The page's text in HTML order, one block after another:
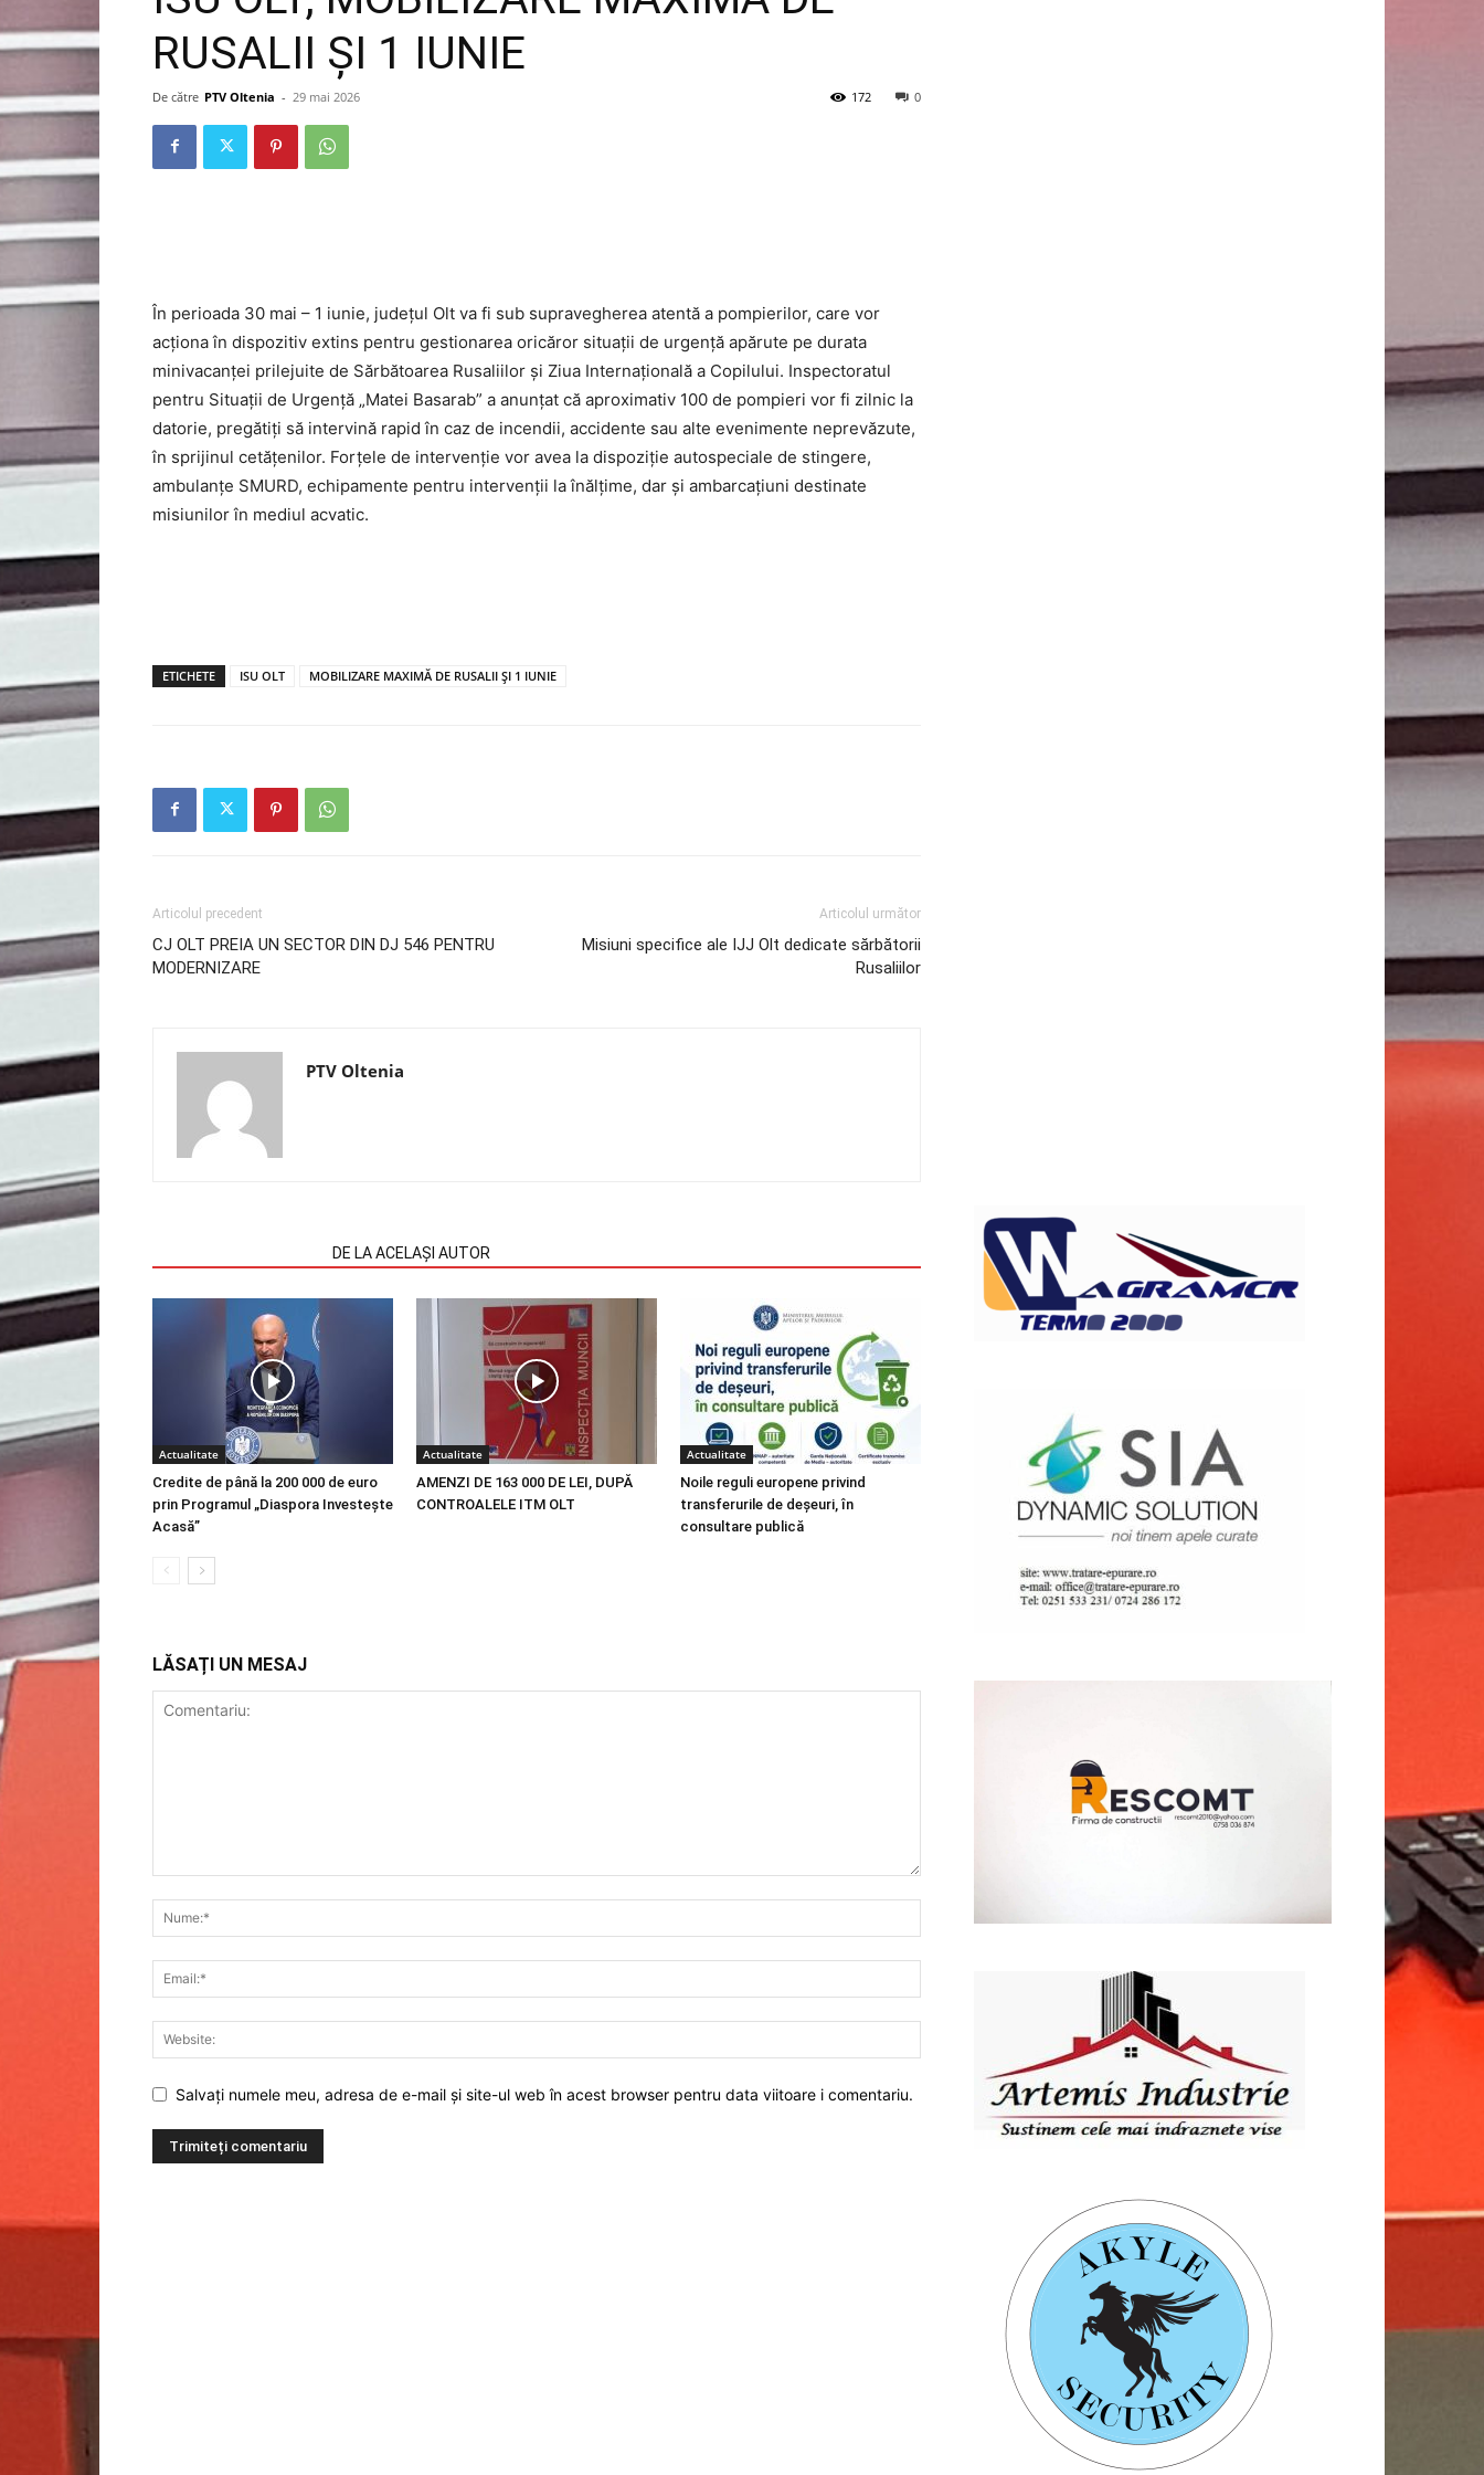
RUSALII ȘI 1 IUNIE
De către PTV Oltenia - 29 mai 2026 0
172
În perioada 30 mai – 1 iunie, județul Olt va fi sub supravegherea atentă a pompierilor, care vor
acționa în dispozitiv extins pentru gestionarea oricăror situații de urgență apărute pe durata
minivacanței prilejuite de Sărbătoarea Rusaliilor și Ziua Internațională a Copilului. Inspectoratul
pentru Situații de Urgență „Matei Basarab” a anunțat că aproximativ 100 de pompieri vor fi zilnic la
datorie, pregătiți să intervină rapid în caz de incendii, accidente sau alte evenimente neprevăzute,
în sprijinul cetățenilor. Forțele de intervenție vor avea la dispoziție autospeciale de stingere,
ambulanțe SMURD, echipamente pentru intervenții la înălțime, dar și ambarcațiuni destinate
misiunilor în mediul acvatic.
ETICHETE ISU OLT MOBILIZARE MAXIMĂ DE RUSALII ȘI 1 IUNIE
Articolul precedent
CJ OLT PREIA UN SECTOR DIN DJ 546 PENTRU
MODERNIZARE
Articolul următor
Misiuni specifice ale IJJ Olt dedicate sărbătorii
Rusaliilor
PTV Oltenia
DE LA ACELAȘI AUTOR
Actualitate
Credite de până la 200 000 de euro
prin Programul „Diaspora Investește
Acasă”
Actualitate
AMENZI DE 163 000 DE LEI, DUPĂ
CONTROALELE ITM OLT
Actualitate
Noile reguli europene privind
transferurile de deșeuri, în
consultare publică
LĂSAȚI UN MESAJ
Salvați numele meu, adresa de e-mail și site-ul web în acest browser pentru data viitoare i comentariu.